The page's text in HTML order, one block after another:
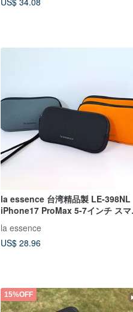
la essence 台湾精品製 LE-398NL
iPhone17 ProMax 5-7インチ スマ
la essence
US$ 28.96
15%OFF